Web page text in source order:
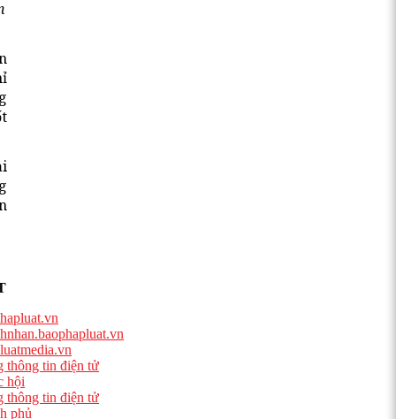
thông tin điện tử
hội
thông tin điện tử
phủ